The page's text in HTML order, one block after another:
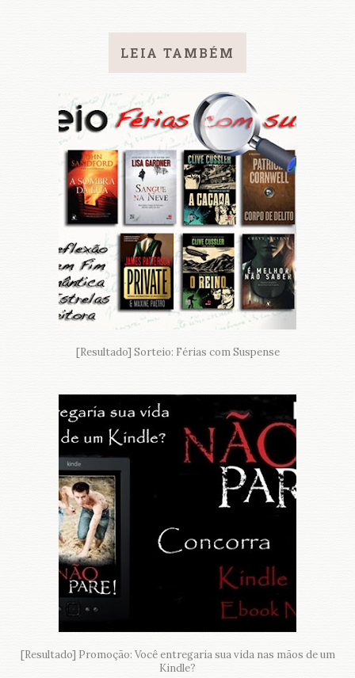
LEIA TAMBÉM
[Resultado] Sorteio: Férias com Suspense
[Resultado] Promoção: Você entregaria sua vida nas mãos de um
Kindle?